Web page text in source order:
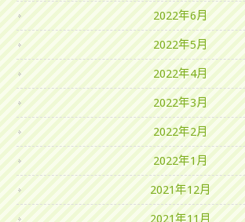
2022年6月
2022年5月
2022年4月
2022年3月
2022年2月
2022年1月
2021年12月
2021年11月